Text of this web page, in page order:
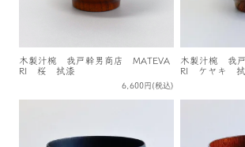
木製汁椀 我戸幹男商店 MATEVA
RI 桜 拭漆
6,600円(税込)
木製汁椀 我
RI ケヤキ 拭